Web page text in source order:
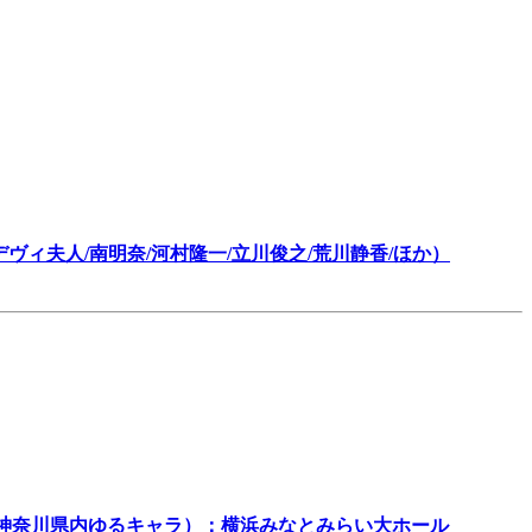
ィ夫人/南明奈/河村隆一/立川俊之/荒川静香/ほか）
川県内ゆるキャラ）：横浜みなとみらい大ホール